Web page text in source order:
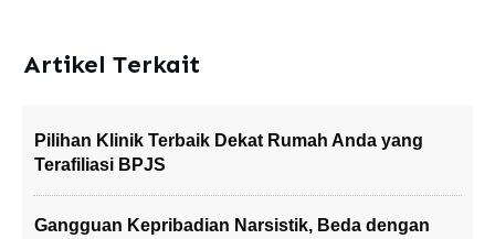
Artikel Terkait
Pilihan Klinik Terbaik Dekat Rumah Anda yang
Terafiliasi BPJS
Gangguan Kepribadian Narsistik, Beda dengan